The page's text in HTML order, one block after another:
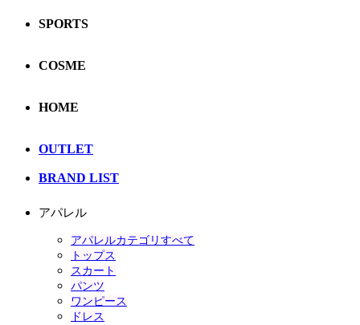
SPORTS
COSME
HOME
OUTLET
BRAND LIST
アパレル
アパレルカテゴリすべて
トップス
スカート
パンツ
ワンピース
ドレス